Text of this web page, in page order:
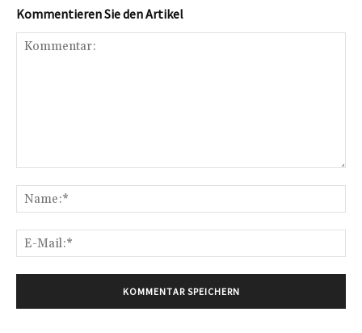
Kommentieren Sie den Artikel